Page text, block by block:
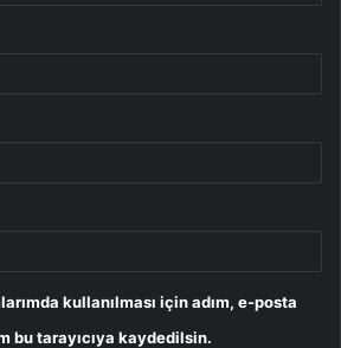
kullanılması için adım, e-posta
bu tarayıcıya kaydedilsin.